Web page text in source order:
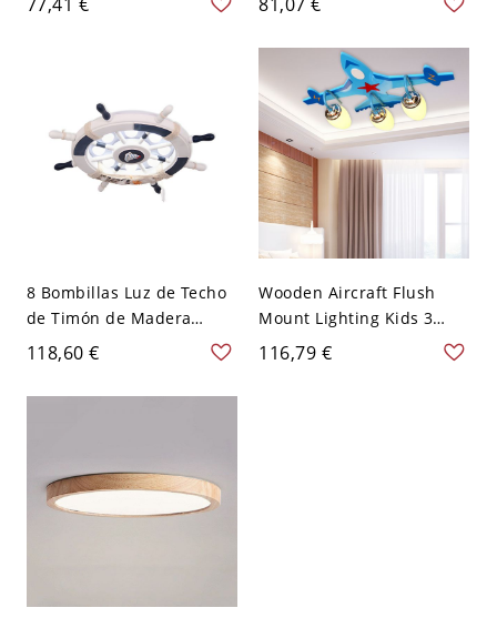
de madera con luz
pantalla de vidrio blanco,
de 10 a 14 pulgadas -
Naranja 110 A 120 V
8 Bombillas Luz de Techo
de Timón de Madera
Lámpara de Techo LED
Mediterránea para
Habitación de Chicos -
118,60 €
Wooden Aircraft Flush
Mount Lighting Kids 3
Bulbs Blue Ceiling Light
Fixture for Boys Bedroom
116,79 €